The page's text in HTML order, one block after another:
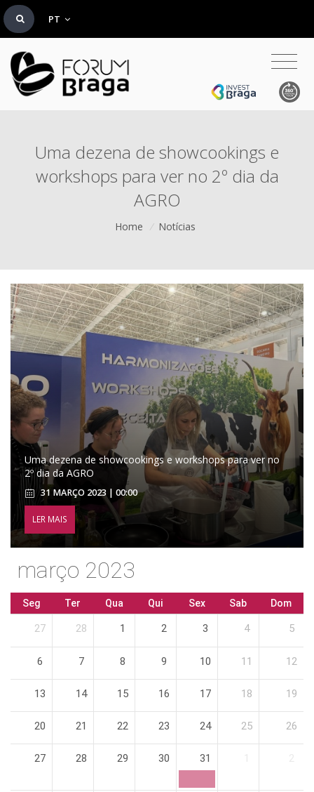
PT
Uma dezena de showcookings e
workshops para ver no 2º dia da
AGRO
Home / Notícias
Uma dezena de showcookings e workshops para ver no
2º dia da AGRO
31 MARÇO 2023 | 00:00
LER MAIS
março 2023
Seg Ter Qua Qui Sex Sab Dom
27 28 1 2 3 4 5
6 7 8 9 10 11 12
13 14 15 16 17 18 19
20 21 22 23 24 25 26
27 28 29 30 31